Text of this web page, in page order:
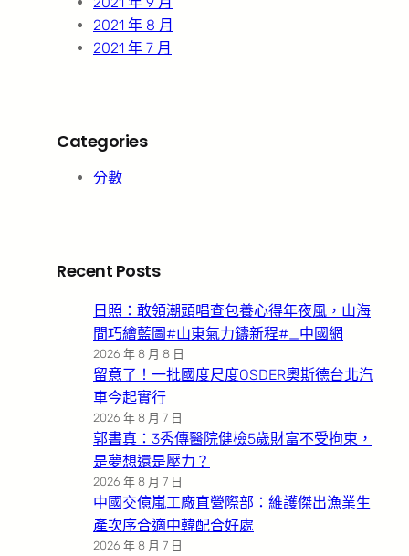
2021 年 8 月
2021 年 7 月
Categories
分數
Recent Posts
日照：敢領潮頭唱查包養心得年夜風，山海
間巧繪藍圖#山東氣力鑄新程#_中國網
2026 年 8 月 8 日
留意了！一批國度尺度OSDER奧斯德台北汽
車今起實行
2026 年 8 月 7 日
郭書真：3秀傳醫院健檢5歲財富不受拘束，
是夢想還是壓力？
2026 年 8 月 7 日
中國交億嵐工廠直營際部：維護傑出漁業生
產次序合適中韓配合好處
2026 年 8 月 7 日